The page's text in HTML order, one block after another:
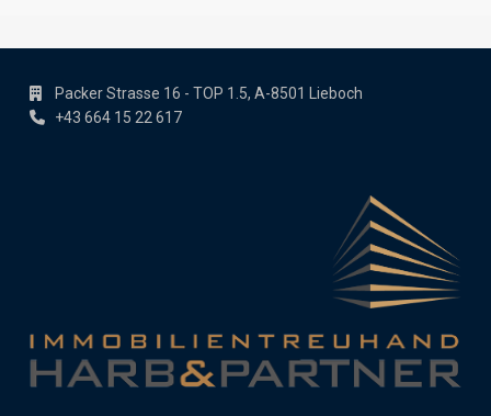
Packer Strasse 16 - TOP 1.5, A-8501 Lieboch
+43 664 15 22 617